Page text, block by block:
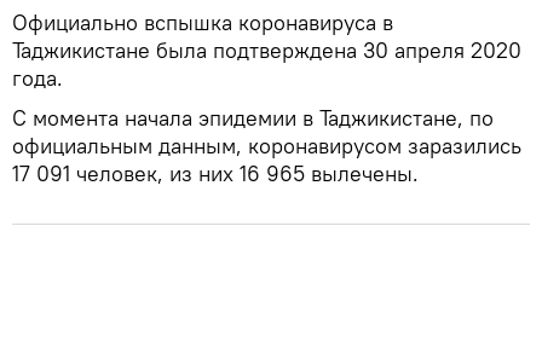
Официально вспышка коронавируса в
Таджикистане была подтверждена 30 апреля 2020
года.
С момента начала эпидемии в Таджикистане, по
официальным данным, коронавирусом заразились
17 091 человек, из них 16 965 вылечены.